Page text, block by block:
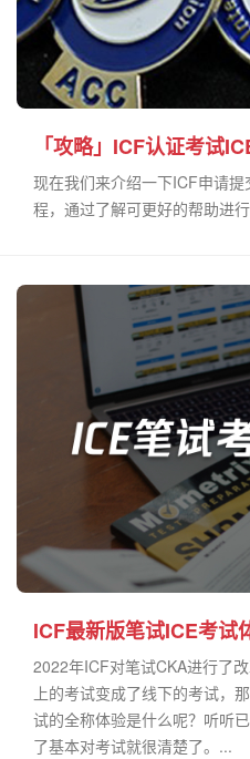
「攻略」ICF认证考试
现在我们来介绍一下ICF申请
程，通过了解可更好的帮助进
ICF最新版笔试ICE考试
2022年ICF对笔试CKA进行了
上的考试变成了线下的考试，
试的全称体验是什么呢？听听
了基本对考试就很清楚了。...